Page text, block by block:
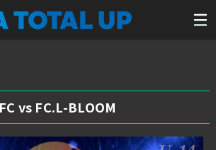
vs FC.L-BLOOM